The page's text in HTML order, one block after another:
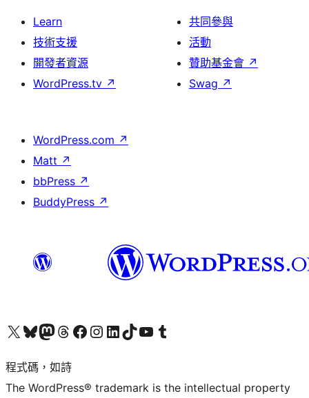
Learn
技術支援
開發者資源
WordPress.tv ↗
共同參與
活動
贊助基金會 ↗
Swag ↗
WordPress.com ↗
Matt ↗
bbPress ↗
BuddyPress ↗
查看我們的 X (之前的 Twitter) 帳號造訪我們的 Bluesky 帳號造訪我們的 Mastodon 帳號造訪我們的 Threads 帳號 造訪我們的 Facebook 粉絲專頁Visit our Instagram account
Visit our LinkedIn account
造訪我們的 TikTok 帳號Visit our YouTube channel
造訪我們的 Tumblr 帳號
程式碼，如詩
The WordPress® trademark is the intellectual property